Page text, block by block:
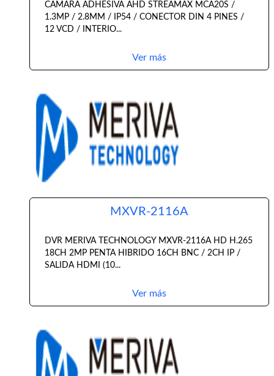
CAMARA ADHESIVA AHD STREAMAX MCA20S /
1.3MP / 2.8MM / IP54 / CONECTOR DIN 4 PINES /
12 VCD / INTERIO...
Ver más
MXVR-2116A
DVR MERIVA TECHNOLOGY MXVR-2116A HD H.265
18CH 2MP PENTA HIBRIDO 16CH BNC / 2CH IP /
SALIDA HDMI (10...
Ver más